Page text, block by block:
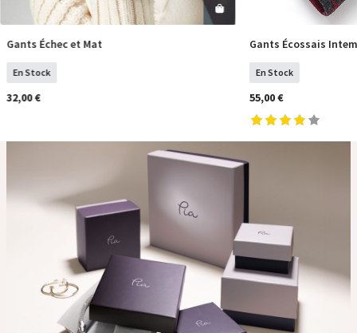
COMMANDER
Gants Échec et Mat
En Stock
32,00 €
Gants Écossais
En Stock
55,00 €